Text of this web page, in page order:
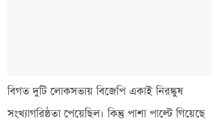
বিগত দুটি লোকসভায় বিজেপি একাই নিরঙ্কুষ
সংখ্যাগরিষ্ঠতা পেয়েছিল। কিন্তু পাশা পাল্টে গিয়েছে